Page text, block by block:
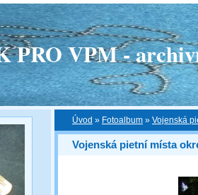
PRO VPM -
Úvod » Fotoalbum » Vojenská
Vojenská pietní místa